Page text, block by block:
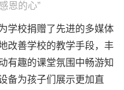
恩的心”
校捐赠了先进的多媒体
改善学校的教学手段，丰
有趣的课堂氛围中畅游知
备为孩子们展示更加直